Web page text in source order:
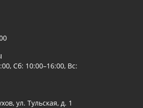
Сб: 10:00–16:00, Вс:
ул. Тульская, д. 1